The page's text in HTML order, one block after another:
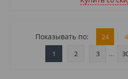
Показывать по: 24
1
2 3 ...